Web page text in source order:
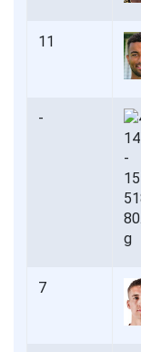
11
-
7